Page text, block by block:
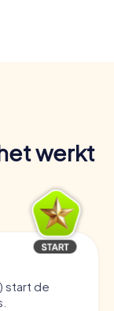
werkt
start de